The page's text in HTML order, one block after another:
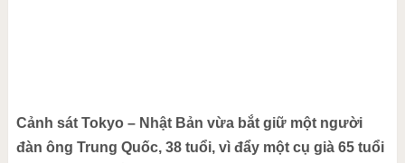
Cảnh sát Tokyo – Nhật Bản vừa bắt giữ một người
đàn ông Trung Quốc, 38 tuổi, vì đẩy một cụ già 65 tuổi